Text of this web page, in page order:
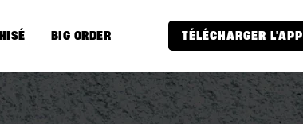
BIG ORDER TÉLÉCHARGER L'APP